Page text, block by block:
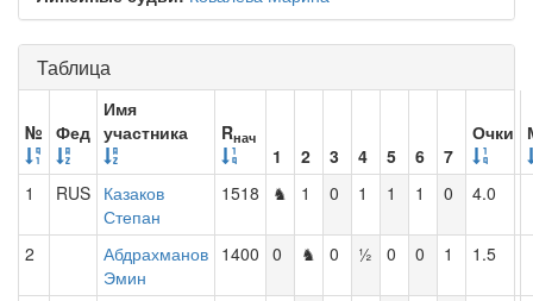
Таблица
№ Фед
Имя
участника
Rнач
1 2 3 4 5 6 7
Очки
1 RUS Казаков
Степан
1518 ♞ 1 0 1 1 1 0 4.0
2
Абдрахманов
Эмин
1400 0 ♞ 0 ½ 0 0 1 1.5